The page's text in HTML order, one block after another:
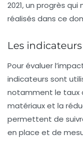
2021, un progrès
réalisés dans ce
Les
Pour évaluer
indicateurs sont
notamment le taux
matériaux et la
permettent de
en place et de